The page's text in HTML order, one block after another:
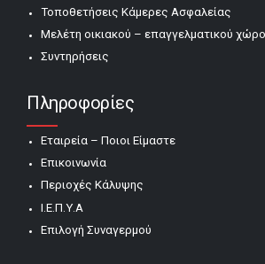
Τοποθετήσεις Κάμερες Ασφαλείας
Μελέτη οικιακού – επαγγελματικού
Συντηρήσεις
Πληροφορίες
Εταιρεία – Ποιοι Είμαστε
Επικοινωνία
Περιοχές Κάλυψης
Ι.Ε.Π.Υ.Α
Επιλογή Συναγερμού